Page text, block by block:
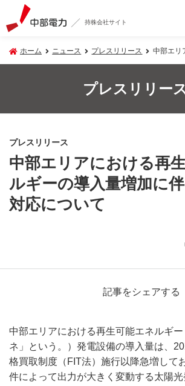
持株会社サイト
ホーム ニュース プレスリリース 中部エリ
プレスリリー
プレスリリース
中部エリアにおける再
ルギーの導入量増加に
対応について
記事をシェアする
中部エリアにおける再生可能エネルギ
ネ」という。）発電設備の導入量は、
格買取制度（FIT法）施行以降急増して
件によって出力が大きく変動する太陽